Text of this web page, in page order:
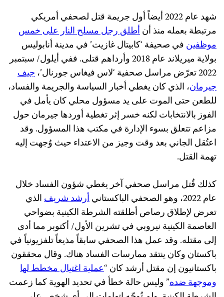
شهد عام 2022 أيضاً أول جريمة قتل لصحفي أمريكي
مرتبطة بعمله منذ أنأطلق رجل مسلح النار على خمس
موظفين في صحيفة ‘كابيتال غازيت’ في مدينة أنابوليس
بولاية ميريلاند عام 2018 وأرداهم قتلى. ففي أيلول/ سبتمبر
2022 تعرّض مراسل صحفية ‘لاس فيغاس جورنال’،
جيف
جيرمان، الذي كان يغطي أخبار السياسة والجريمة والفساد،
للطعن حتى الموت على يد مسؤول محلي كان يأمل في
الفوز بالانتخابات لكنه خسر إثر تغطية أوردها جيرمان حول
مزاعم تتعلق بسوء الإدارة في مكتب هذا المسؤول. وقد
اعتُقل الجاني بعد وقت وجيز من الاعتداء حيث وُجهت إليه
تهمة القتل.
كذلك قُتل مراسل صحفي آخر يغطي شؤون الفساد خلال
عام 2022، وهو الصحفي الباكستاني
أرشد شريفالذي
تعرض لإطلاق رصاص أطلقته الشرطة الكينية بضواحي
العاصمة الكينية نيروبي في تشرين الأول/ أكتوبر مما أدى
إلى مقتله. وقد عمل هذا الصحفي سابقاً مذيعاً تلفزيونياً في
باكستان وكان ينتقد ممارسات الفساد هناك. وقال محققون
باكستانيون إن مقتل أرشد كان “عملية اغتيال مخطط لها
وموجهة ضده” وليس حالة خطأ في تحديد الهوية كما زعمت